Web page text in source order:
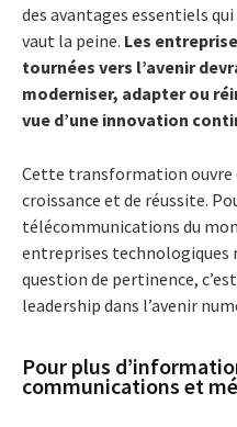
des avantages essentiels
vaut la peine. Les
tournées vers l’avenir
moderniser, adapter ou
vue d’une innovation
Cette transformation ouvre
croissance et de réussite.
télécommunications du
entreprises technologiques
question de pertinence,
leadership dans l’avenir
Pour plus
communications et